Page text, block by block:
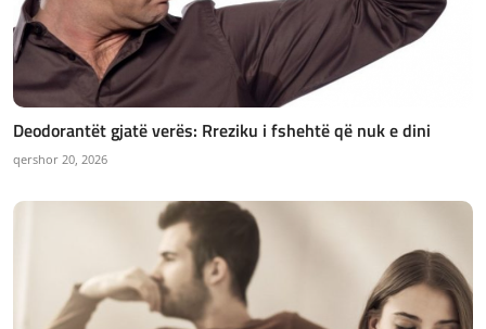
Deodorantët gjatë verës: Rreziku i fshehtë që nuk e dini
qershor 20, 2026